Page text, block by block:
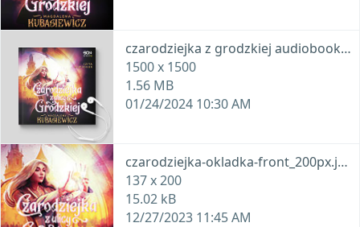
czarodziejka z grodzkiej audiobook.jpg
1500 x 1500
1.56 MB
01/24/2024 10:30 AM
czarodziejka-okladka-front_200px.jpg
137 x 200
15.02 kB
12/27/2023 11:45 AM